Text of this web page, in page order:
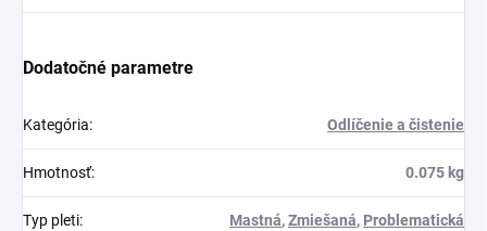
Dodatočné parametre
Kategória: Odlíčenie a čistenie
Hmotnosť: 0.075 kg
Typ pleti: Mastná,Zmiešaná, Problematická